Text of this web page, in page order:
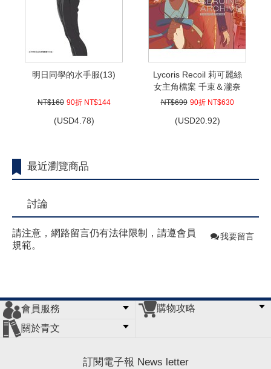
明日同學的水手服(13)
NT$160 90折 NT$144
(USD4.78)
Lycoris Recoil 莉可麗絲
女主角檔案 千束＆瀧奈
NT$699 90折 NT$630
(USD20.92)
最近瀏覽商品
討論
請注意，網路留言仍有法律限制，請遵會員
規範。
我要留言
會員服務
會員辦法
客服信箱
隱私條款
網站導覽
購物攻略
關於青文
訂閱電子報 News letter